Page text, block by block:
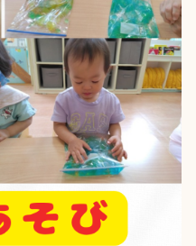
用者の声
ポリシー